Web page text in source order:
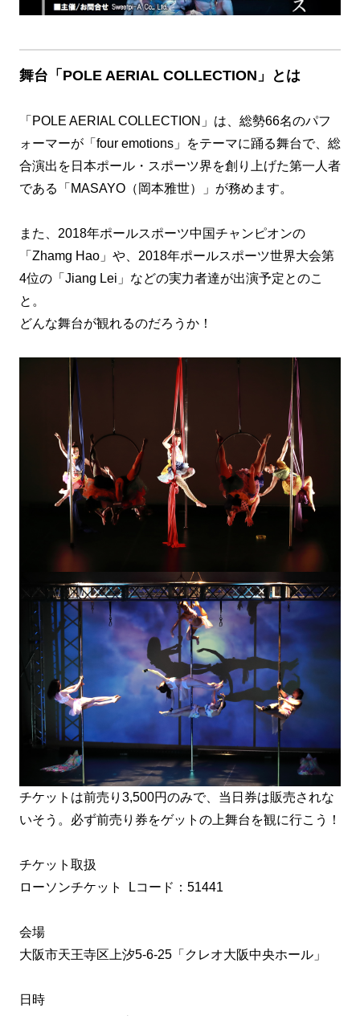
舞台「POLE AERIAL COLLECTION」とは
「POLE AERIAL COLLECTION」は、総勢66名のパフ
ォーマーが「four emotions」をテーマに踊る舞台で、総
合演出を日本ポール・スポーツ界を創り上げた第一人者
である「MASAYO（岡本雅世）」が務めます。
また、2018年ポールスポーツ中国チャンピオンの
「Zhamg Hao」や、2018年ポールスポーツ世界大会第
4位の「Jiang Lei」などの実力者達が出演予定とのこ
と。
どんな舞台が観れるのだろうか！
チケットは前売り3,500円のみで、当日券は販売されな
いそう。必ず前売り券をゲットの上舞台を観に行こう！
チケット取扱
ローソンチケット Lコード：51441
会場
大阪市天王寺区上汐5-6-25「クレオ大阪中央ホール」
日時